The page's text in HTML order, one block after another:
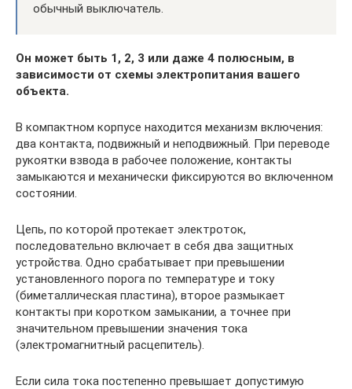
обычный выключатель.
Он может быть 1, 2, 3 или даже 4 полюсным, в
зависимости от схемы электропитания вашего
объекта.
В компактном корпусе находится механизм включения:
два контакта, подвижный и неподвижный. При переводе
рукоятки взвода в рабочее положение, контакты
замыкаются и механически фиксируются во включенном
состоянии.
Цепь, по которой протекает электроток,
последовательно включает в себя два защитных
устройства. Одно срабатывает при превышении
установленного порога по температуре и току
(биметаллическая пластина), второе размыкает
контакты при коротком замыкании, а точнее при
значительном превышении значения тока
(электромагнитный расцепитель).
Если сила тока постепенно превышает допустимую